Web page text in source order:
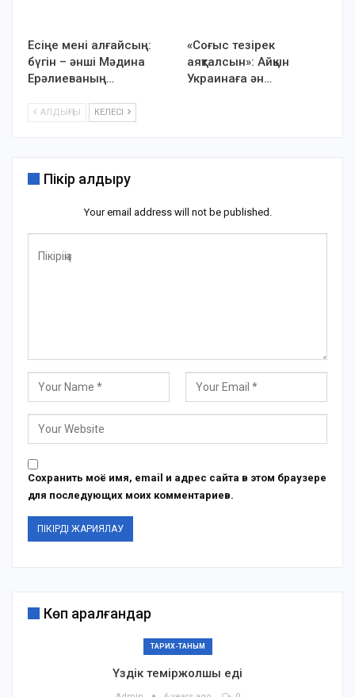
Есіңе мені алғайсың:
бүгін – әнші Мәдина
Ерәлиеваның…
«Соғыс тезірек
аяқталсын»: Айқын
Украинаға ән…
АЛДЫҢҒЫ КЕЛЕСІ
Пікір қалдыру
Your email address will not be published.
Сохранить моё имя, email и адрес сайта в этом браузере
для последующих моих комментариев.
Көп қаралғандар
ТАРИХ-ТАНЫМ
Үздік теміржолшы еді